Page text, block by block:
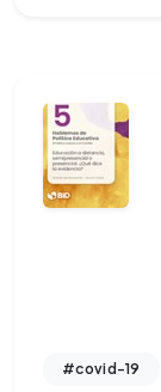
#covid-19